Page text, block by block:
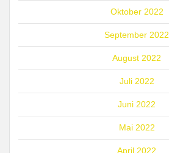
Oktober 2022
September 2022
August 2022
Juli 2022
Juni 2022
Mai 2022
April 2022